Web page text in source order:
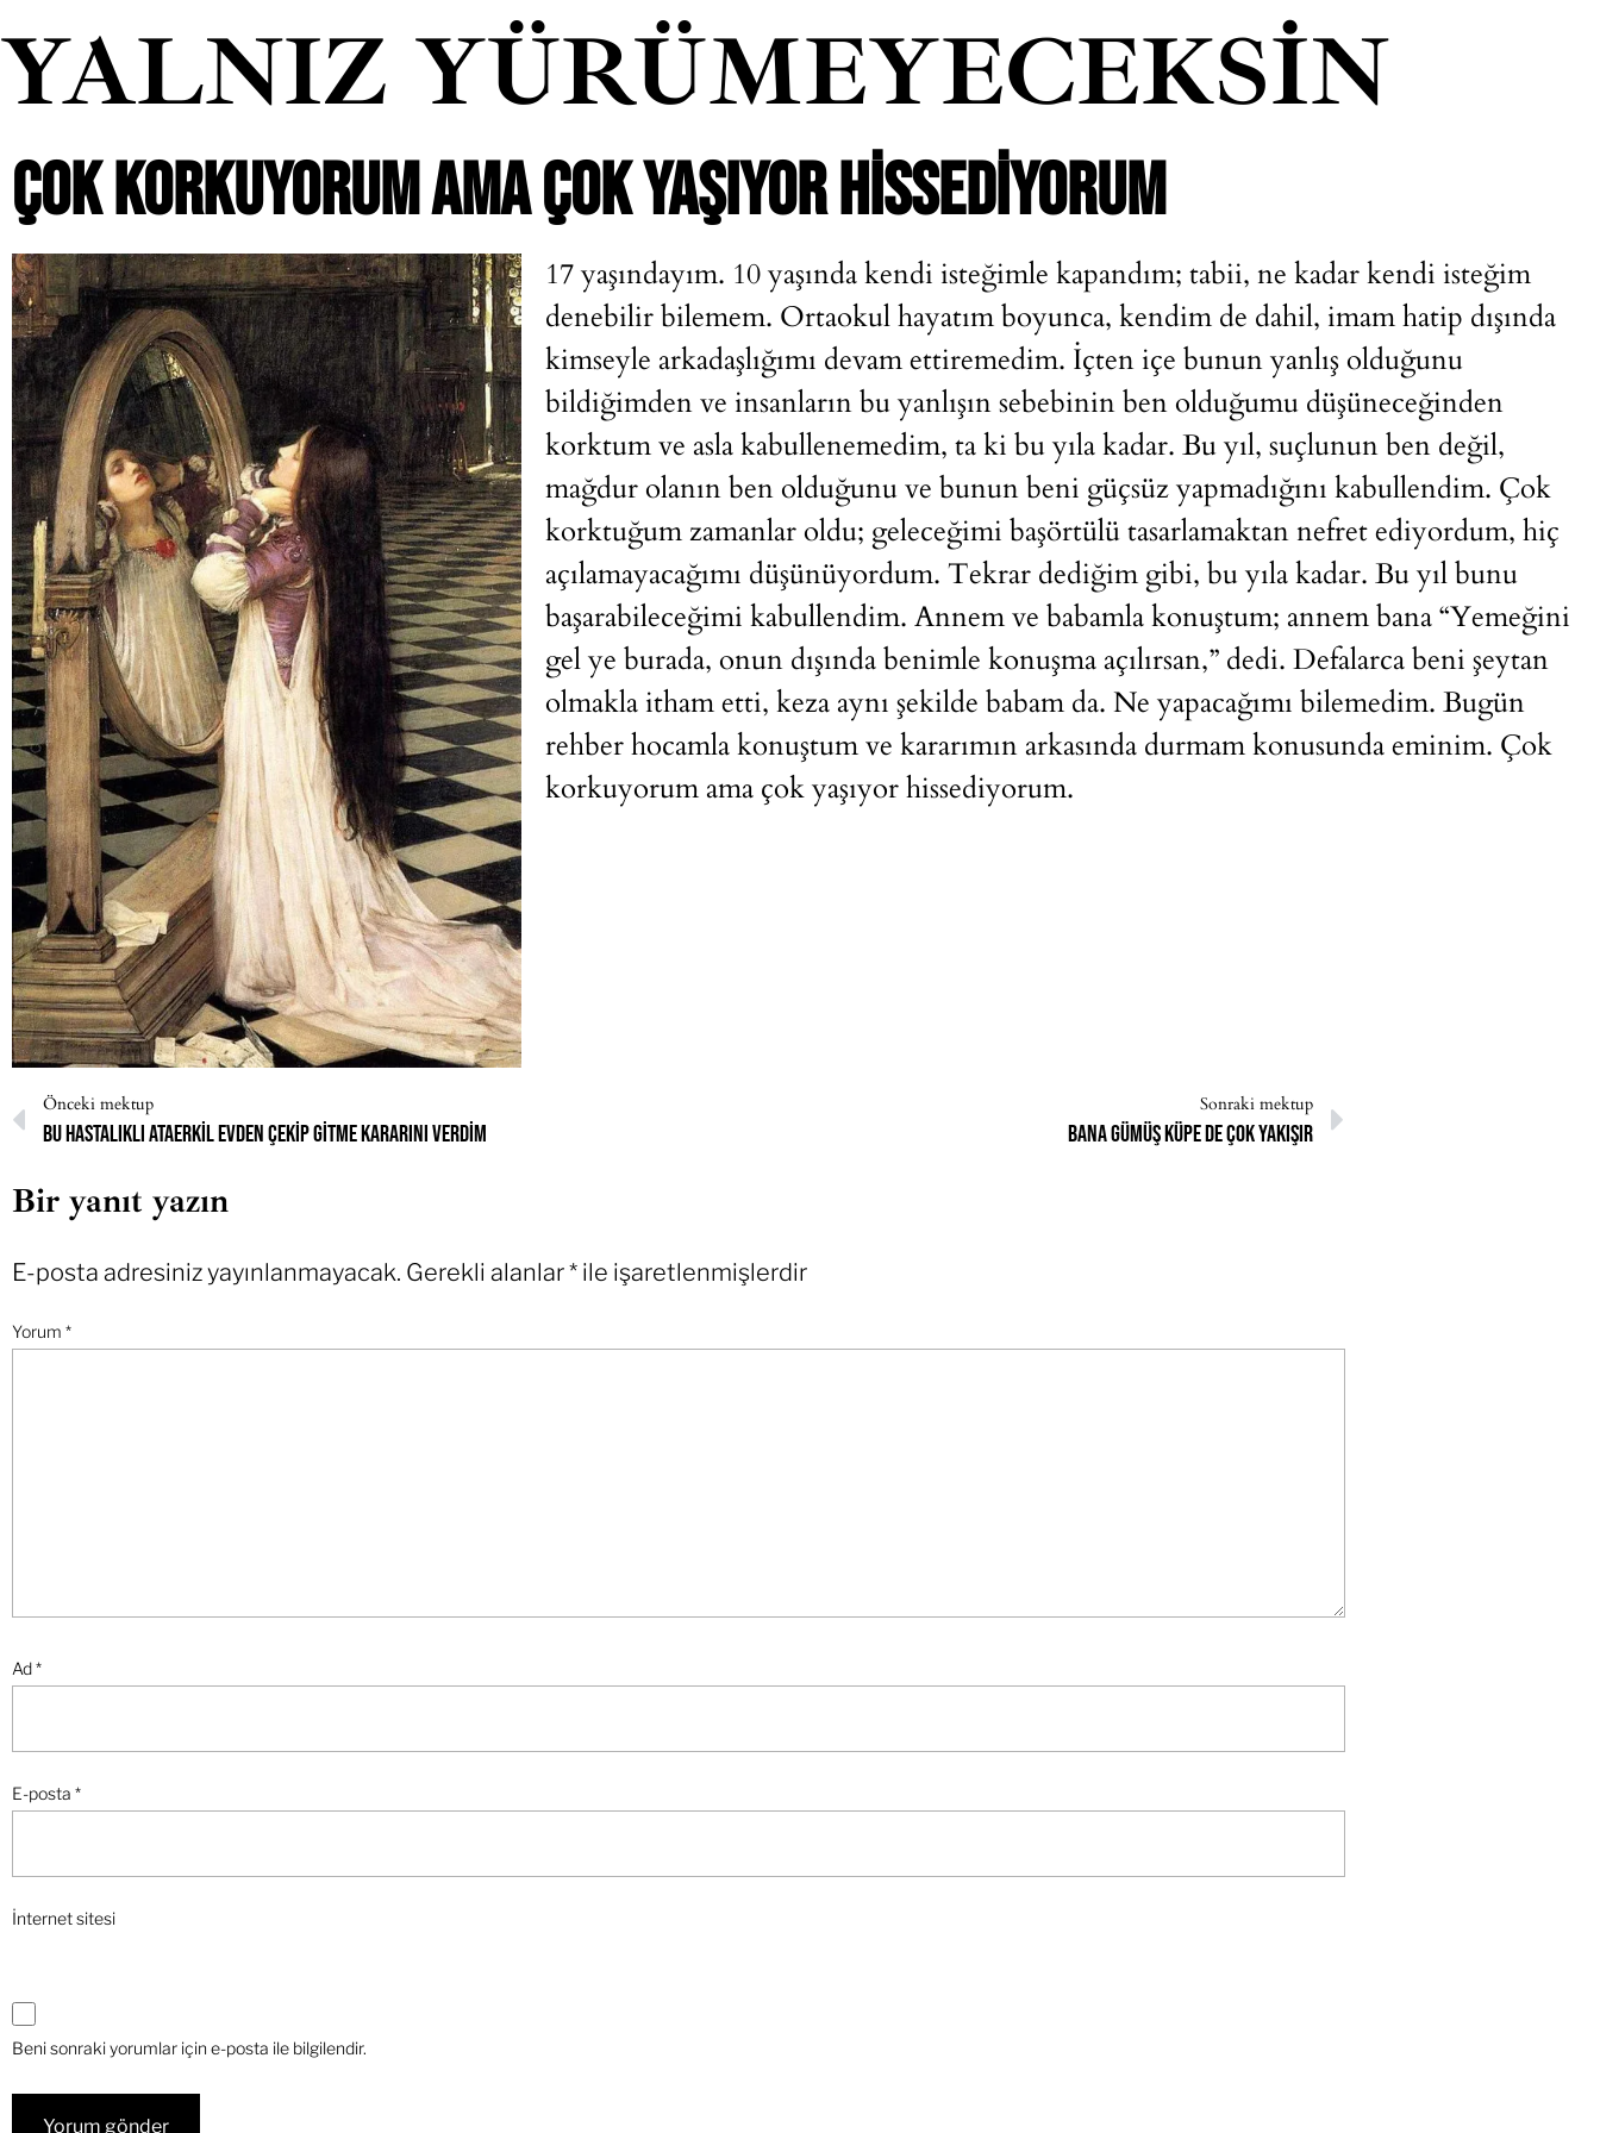
YALNIZ YÜRÜMEYECEKSIN
ÇOK KORKUYORUM AMA ÇOK YAŞIYOR HISSEDIYORUM
17 yaşındayım. 10 yaşında kendi isteğimle kapandım; tabii, ne kadar kendi isteğim
denebilir bilemem. Ortaokul hayatım boyunca, kendim de dahil, imam hatip dışında
kimseyle arkadaşlığımı devam ettiremedim. İçten içe bunun yanlış olduğunu
bildiğimden ve insanların bu yanlışın sebebinin ben olduğumu düşüneceğinden
korktum ve asla kabullenemedim, ta ki bu yıla kadar. Bu yıl, suçlunun ben değil,
mağdur olanın ben olduğunu ve bunun beni güçsüz yapmadığını kabullendim. Çok
korktuğum zamanlar oldu; geleceğimi başörtülü tasarlamaktan nefret ediyordum, hiç
açılamayacağımı düşünüyordum. Tekrar dediğim gibi, bu yıla kadar. Bu yıl bunu
başarabileceğimi kabullendim. Annem ve babamla konuştum; annem bana “Yemeğini
gel ye burada, onun dışında benimle konuşma açılırsan,” dedi. Defalarca beni şeytan
olmakla itham etti, keza aynı şekilde babam da. Ne yapacağımı bilemedim. Bugün
rehber hocamla konuştum ve kararımın arkasında durmam konusunda eminim. Çok
korkuyorum ama çok yaşıyor hissediyorum.
Önceki mektup
Bu hastalıklı ataerkil evden çekip gitme kararını verdim
Sonraki mektup
Bana gümüş küpe de çok yakışır
Bir yanıt yazın
E-posta adresiniz yayınlanmayacak. Gerekli alanlar* ile işaretlenmişlerdir
Yorum *
Ad*
E-posta *
İnternet sitesi
Beni sonraki yorumlar için e-posta ile bilgilendir.